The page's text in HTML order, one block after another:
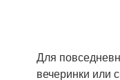
Для
вечеринки или